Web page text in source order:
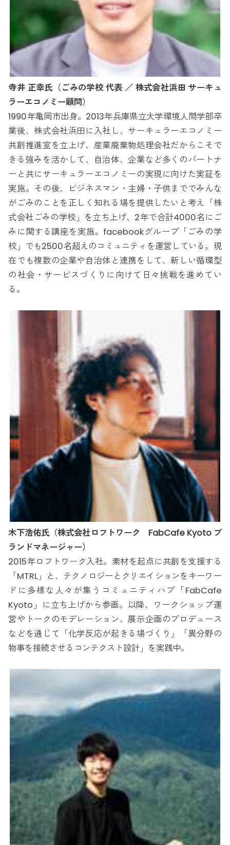
寺井 正幸氏（ごみの学校 代表 ／ 株式会社浜田 サーキュ
ラーエコノミー顧問）
1990年亀岡市出身。2013年兵庫県立大学環境人間学部卒
業後、株式会社浜田に入社し、サーキュラーエコノミー
共創推進室を立上げ、産業廃棄物処理会社だからこそで
きる強みを活かして、自治体、企業など多くのパートナ
ーと共にサーキュラーエコノミーの実現に向けた実証を
実施。その後、ビジネスマン・主婦・子供まででみんな
がごみのことを正しく知れる場を提供したいと考え「株
式会社ごみの学校」を立ち上げ、2年で合計4000名にご
みに関する講座を実施。facebookグループ「ごみの学
校」でも2500名超えのコミュニティを運営している。現
在でも複数の企業や自治体と連携をして、新しい循環型
の社会・サービスづくりに向けて日々挑戦を進めてい
る。
木下浩佑氏（株式会社ロフトワーク FabCafe Kyoto ブ
ランドマネージャー）
2015年ロフトワーク入社。素材を起点に共創を支援する
「MTRL」と、テクノロジーとクリエイションをキーワー
ドに多様な人々が集うコミュニティハブ「FabCafe
Kyoto」に立ち上げから参画。以降、ワークショップ運
営やトークのモデレーション、展示企画のプロデュース
などを通じて「化学反応が起きる場づくり」「異分野の
物事を接続させるコンテクスト設計」を実践中。